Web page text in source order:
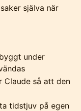
själva när
under
Claude så att den
tidstjuv på egen